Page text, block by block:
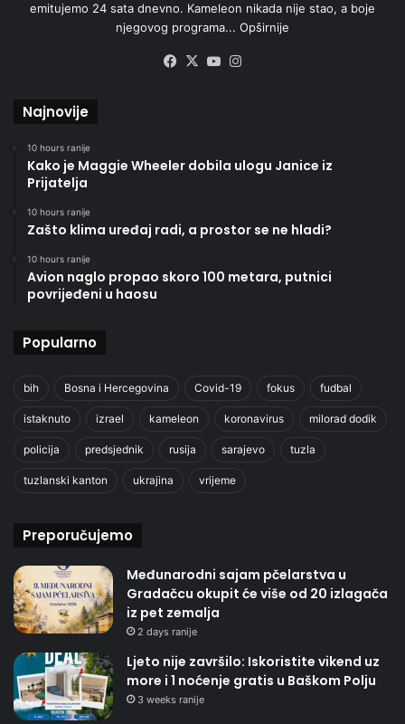
emitujemo 24 sata dnevno. Kameleon nikada nije stao, a boje
njegovog programa... Opširnije
Facebook
X YouTube
Najnovije
10 hours ranije
Kako je Maggie Wheeler dobila ulogu Janice iz
Prijatelja
10 hours ranije
Zašto klima uređaj radi, a prostor se ne hladi?
10 hours ranije
Avion naglo propao skoro 100 metara, putnici
povrijeđeni u haosu
Popularno
bih Bosna i Hercegovina Covid-19 fokus fudbal
istaknuto izrael kameleon koronavirus milorad dodik
policija predsjednik rusija sarajevo tuzla
tuzlanski kanton ukrajina vrijeme
Preporučujemo
Međunarodni sajam pčelarstva u
Gradačcu okupit će više od 20 izlagača
iz pet zemalja
2 days ranije
Ljeto nije završilo: Iskoristite vikend uz
more i 1 noćenje gratis u Baškom Polju
3 weeks ranije